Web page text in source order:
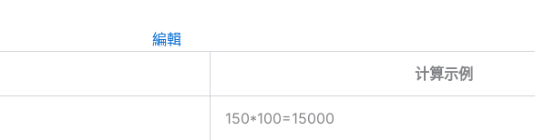
編輯
计算示例
150*100=15000